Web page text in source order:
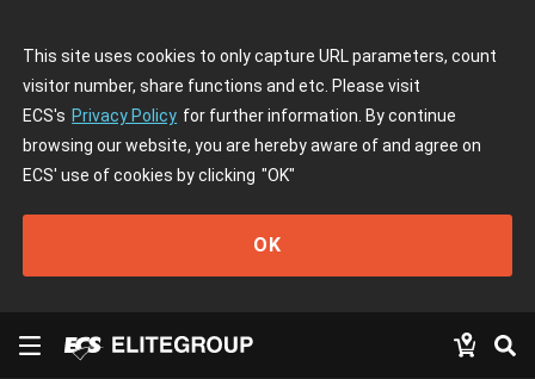
This site uses cookies to only capture URL parameters, count
visitor number, share functions and etc. Please visit
ECS's Privacy Policy for further information. By continue
browsing our website, you are hereby aware of and agree on
ECS' use of cookies by clicking "OK"
OK